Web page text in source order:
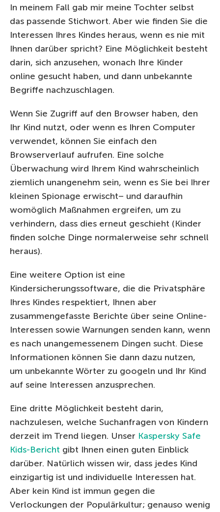
In meinem Fall gab mir meine Tochter selbst
das passende Stichwort. Aber wie finden Sie die
Interessen Ihres Kindes heraus, wenn es nie mit
Ihnen darüber spricht? Eine Möglichkeit besteht
darin, sich anzusehen, wonach Ihre Kinder
online gesucht haben, und dann unbekannte
Begriffe nachzuschlagen.
Wenn Sie Zugriff auf den Browser haben, den
Ihr Kind nutzt, oder wenn es Ihren Computer
verwendet, können Sie einfach den
Browserverlauf aufrufen. Eine solche
Überwachung wird Ihrem Kind wahrscheinlich
ziemlich unangenehm sein, wenn es Sie bei Ihrer
kleinen Spionage erwischt– und daraufhin
womöglich Maßnahmen ergreifen, um zu
verhindern, dass dies erneut geschieht (Kinder
finden solche Dinge normalerweise sehr schnell
heraus).
Eine weitere Option ist eine
Kindersicherungssoftware, die die Privatsphäre
Ihres Kindes respektiert, Ihnen aber
zusammengefasste Berichte über seine Online-
Interessen sowie Warnungen senden kann, wenn
es nach unangemessenem Dingen sucht. Diese
Informationen können Sie dann dazu nutzen,
um unbekannte Wörter zu googeln und Ihr Kind
auf seine Interessen anzusprechen.
Eine dritte Möglichkeit besteht darin,
nachzulesen, welche Suchanfragen von Kindern
derzeit im Trend liegen. Unser Kaspersky Safe
Kids-Bericht gibt Ihnen einen guten Einblick
darüber. Natürlich wissen wir, dass jedes Kind
einzigartig ist und individuelle Interessen hat.
Aber kein Kind ist immun gegen die
Verlockungen der Populärkultur; genauso wenig